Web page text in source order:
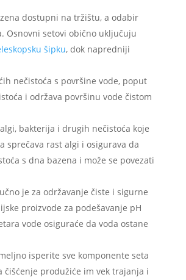
dostupni na tržištu, a odabir
Osnovni setovi obično uključuju
šipku, dok napredniji
nečistoća s površine vode, poput
i održava površinu vode čistom
bakterija i drugih nečistoća koje
sprečava rast algi i osigurava da
s dna bazena i može se povezati
je za održavanje čiste i sigurne
proizvode za podešavanje pH
vode osiguraće da voda ostane
isperite sve komponente seta
čišćenje produžiće im vek trajanja i